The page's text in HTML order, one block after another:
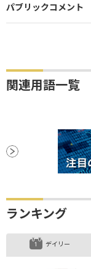
パブリックコメント
関連用語一覧
ランキング
デイリー